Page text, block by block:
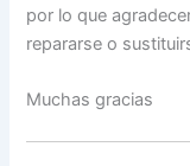
por lo que
repararse o
Muchas gracias